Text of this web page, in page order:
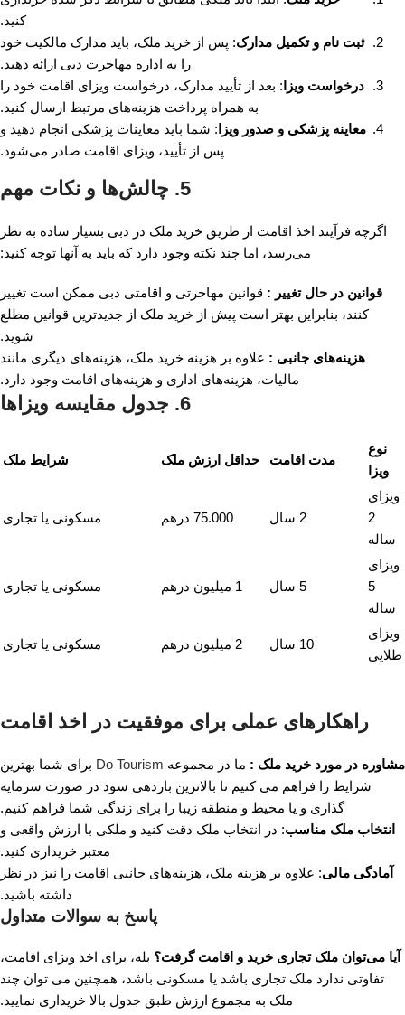
کنید.
ثبت نام و تکمیل مدارک: پس از خرید ملک، باید مدارک مالکیت خود
را به اداره مهاجرت دبی ارائه دهید.
درخواست ویزا : بعد از تأیید مدارک، درخواست ویزای اقامت خود را
به همراه پرداخت هزینه‌های مرتبط ارسال کنید.
معاینه پزشکی و صدور ویزا : شما باید معاینات پزشکی انجام دهید و
پس از تأیید، ویزای اقامت صادر می‌شود.
5. چالش‌ها و نکات مهم
اگرچه فرآیند اخذ اقامت از طریق خرید ملک در دبی بسیار ساده به نظر
می‌رسد، اما چند نکته وجود دارد که باید به آنها توجه کنید:
قوانین در حال تغییر : قوانین مهاجرتی و اقامتی دبی ممکن است تغییر
کنند، بنابراین بهتر است پیش از خرید ملک از جدیدترین قوانین مطلع
شوید.
هزینه‌های جانبی : علاوه بر هزینه خرید ملک، هزینه‌های دیگری مانند
مالیات، هزینه‌های اداری و هزینه‌های اقامت وجود دارد.
6. جدول مقایسه ویزاها
نوع
ویزا
مدت اقامت حداقل ارزش ملک شرایط ملک
ویزای
2
ساله
2 سال 75.000 درهم مسکونی یا تجاری
ویزای
5
ساله
5 سال 1 میلیون درهم مسکونی یا تجاری
ویزای
طلایی
10 سال 2 میلیون درهم مسکونی یا تجاری
راهکارهای عملی برای موفقیت در اخذ اقامت
مشاوره در مورد خرید ملک : ما در مجموعه Do Tourism برای شما بهترین
شرایط را فراهم می کنیم تا بالاترین بازدهی سود در صورت سرمایه
گذاری و یا محیط و منطقه زیبا را برای زندگی شما فراهم کنیم.
انتخاب ملک مناسب: در انتخاب ملک دقت کنید و ملکی با ارزش واقعی و
معتبر خریداری کنید.
آمادگی مالی: علاوه بر هزینه ملک، هزینه‌های جانبی اقامت را نیز در نظر
داشته باشید.
پاسخ به سوالات متداول
آیا می‌توان ملک تجاری خرید و اقامت گرفت؟ بله، برای اخذ ویزای اقامت،
تفاوتی ندارد ملک تجاری باشد یا مسکونی باشد، همچنین می توان چند
ملک به مجموع ارزش طبق جدول بالا خریداری نمایید.